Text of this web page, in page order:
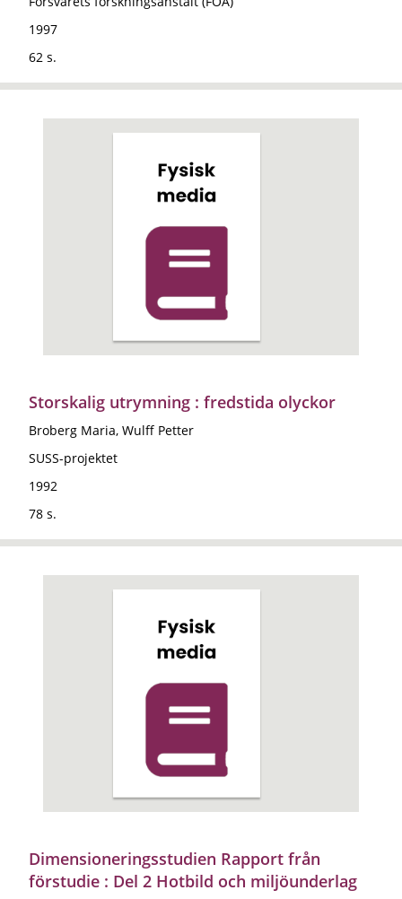
1997
62 s.
Storskalig utrymning : fredstida olyckor
Broberg Maria, Wulff Petter
SUSS-projektet
1992
78 s.
Dimensioneringsstudien Rapport från
förstudie : Del 2 Hotbild och miljöunderlag